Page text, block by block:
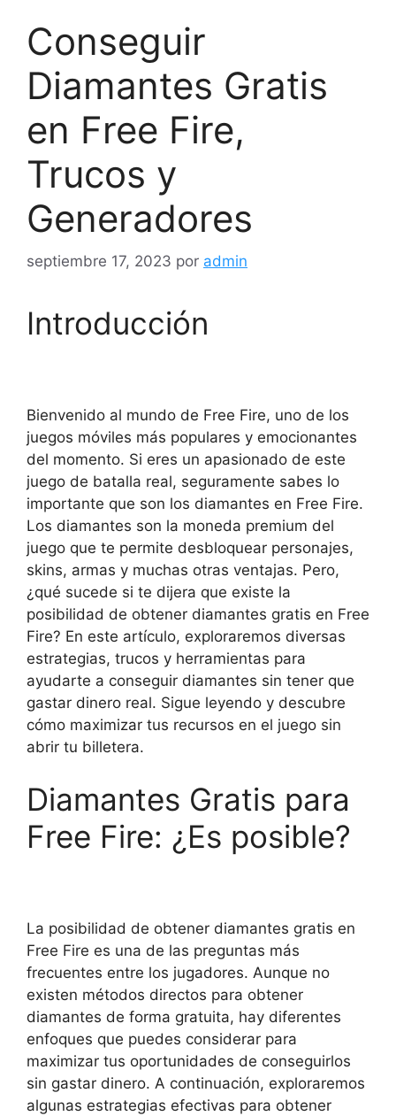
Conseguir
Diamantes Gratis
en Free Fire,
Trucos y
Generadores
septiembre 17, 2023 por admin
Introducción
Bienvenido al mundo de Free Fire, uno de los
juegos móviles más populares y emocionantes
del momento. Si eres un apasionado de este
juego de batalla real, seguramente sabes lo
importante que son los diamantes en Free Fire.
Los diamantes son la moneda premium del
juego que te permite desbloquear personajes,
skins, armas y muchas otras ventajas. Pero,
¿qué sucede si te dijera que existe la
posibilidad de obtener diamantes gratis en Free
Fire? En este artículo, exploraremos diversas
estrategias, trucos y herramientas para
ayudarte a conseguir diamantes sin tener que
gastar dinero real. Sigue leyendo y descubre
cómo maximizar tus recursos en el juego sin
abrir tu billetera.
Diamantes Gratis para
Free Fire: ¿Es posible?
La posibilidad de obtener diamantes gratis en
Free Fire es una de las preguntas más
frecuentes entre los jugadores. Aunque no
existen métodos directos para obtener
diamantes de forma gratuita, hay diferentes
enfoques que puedes considerar para
maximizar tus oportunidades de conseguirlos
sin gastar dinero. A continuación, exploraremos
algunas estrategias efectivas para obtener